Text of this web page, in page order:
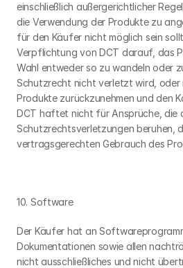
einschließlich außergerichtlicher
die Verwendung der Produkte zu
für den Käufer nicht möglich sein
Verpflichtung von DCT darauf, das
Wahl entweder so zu wandeln oder
Schutzrecht nicht verletzt wird,
Produkte zurückzunehmen und den
DCT haftet nicht für Ansprüche, die
Schutzrechtsverletzungen beruhen,
vertragsgerechten Gebrauch des
10. Software
Der Käufer hat an
Dokumentationen sowie allen
nicht ausschließliches und nicht